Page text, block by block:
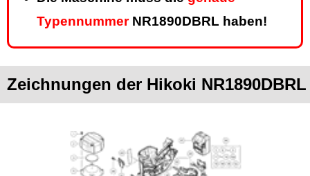
TypennummerNR1890DBRL haben!
Zeichnungen der Hikoki NR1890DBRL